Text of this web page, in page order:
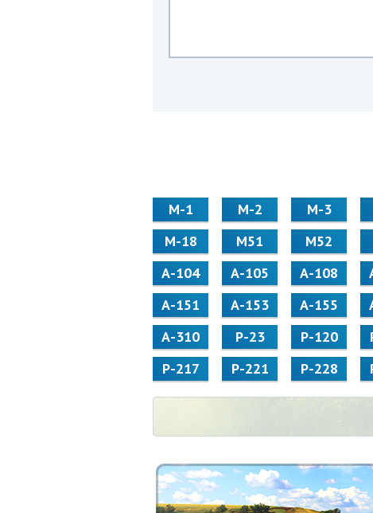
М-1 М-2 М-3
М-18
М51 М52
А-104
А-105 А-108
А-151
А-153 А-155
А-310
Р-23 Р-120
Р-217
Р-221 Р-228